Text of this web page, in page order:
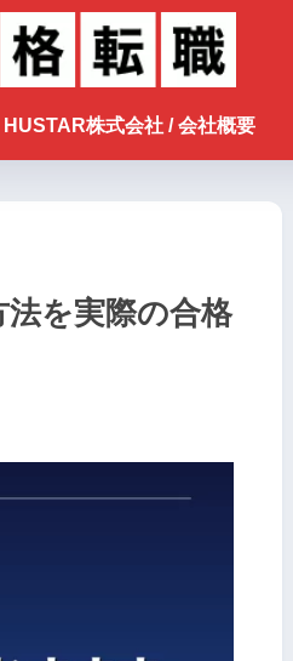
HUSTAR株式会社 / 会社概要
を実際の合格